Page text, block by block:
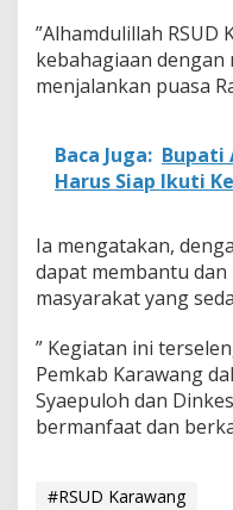
”Alhamdulillah RSUD
kebahagiaan dengan
menjalankan puasa
Baca Juga: Bupati
Harus Siap Ikuti
Ia mengatakan,
dapat membantu
masyarakat yang
” Kegiatan ini
Pemkab Karawang
Syaepuloh dan
bermanfaat dan
#RSUD Karawang